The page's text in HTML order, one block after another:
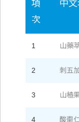
項
次
中文
1 山藥
2 刺五
3 山楂
4 酸棗